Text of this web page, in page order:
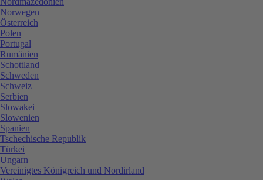
Norwegen
Österreich
Polen
Portugal
Rumänien
Schottland
Schweden
Schweiz
Serbien
Slowakei
Slowenien
Spanien
Tschechische Republik
Türkei
Ungarn
Vereinigtes Königreich und Nordirland